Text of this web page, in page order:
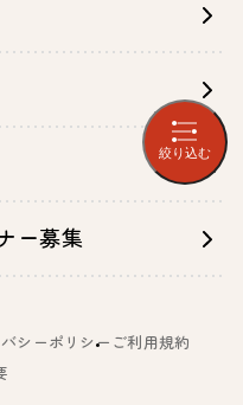
絞り込む
ー募集
シーポリシー ご利用規約